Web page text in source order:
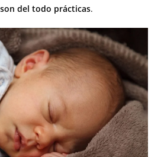
del todo prácticas.